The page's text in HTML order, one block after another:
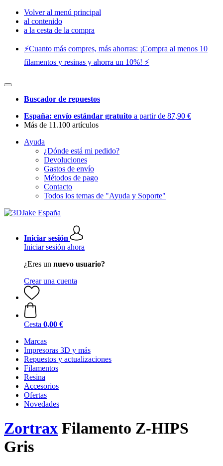
Volver al menú principal
al contenido
a la cesta de la compra
⚡️Cuanto más compres, más ahorras: ¡Compra al menos 10
filamentos y resinas y ahorra un 10%! ⚡️
Buscador de repuestos
España: envío estándar gratuito a partir de 87,90 €
Más de 11.100 artículos
Ayuda
¿Dónde está mi pedido?
Devoluciones
Gastos de envío
Métodos de pago
Contacto
Todos los temas de "Ayuda y Soporte"
Iniciar sesión
Iniciar sesión ahora
¿Eres un nuevo usuario?
Crear una cuenta
Cesta 0,00 €
Marcas
Impresoras 3D y más
Repuestos y actualizaciones
Filamentos
Resina
Accesorios
Ofertas
Novedades
Zortrax Filamento Z-HIPS
Gris